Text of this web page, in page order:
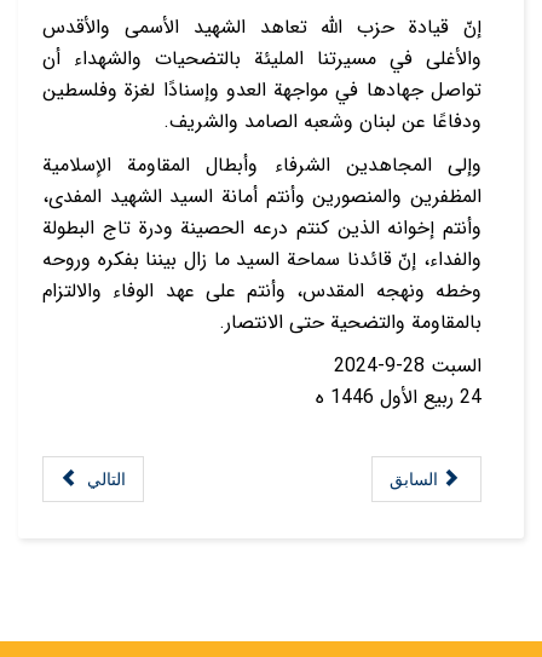
إنّ قيادة حزب الله تعاهد الشهيد الأسمى والأقدس
والأغلى في مسيرتنا المليئة بالتضحيات والشهداء أن
تواصل جهادها في مواجهة العدو وإسنادًا لغزة وفلسطين
ودفاعًا عن لبنان وشعبه الصامد والشريف.
وإلى المجاهدين الشرفاء وأبطال المقاومة الإسلامية
المظفرين والمنصورين وأنتم أمانة السيد الشهيد المفدى،
وأنتم إخوانه الذين كنتم درعه الحصينة ودرة تاج البطولة
والفداء، إنّ قائدنا سماحة السيد ما زال بيننا بفكره وروحه
وخطه ونهجه المقدس، وأنتم على عهد الوفاء والالتزام
بالمقاومة والتضحية حتى الانتصار.
السبت 28-9-2024
24 ربيع الأول 1446 ه
السابق التالي